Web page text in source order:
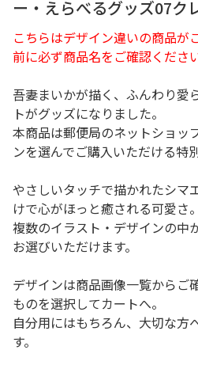
ー・えらべるグッズ07ク
こちらはデザイン違いの商品が
前に必ず商品名をご確認ください
吾妻まいかが描く、ふんわり愛
トがグッズになりました。
本商品は郵便局のネットショッ
ンを選んでご購入いただける特
やさしいタッチで描かれたシマ
けで心がほっと癒される可愛さ。
複数のイラスト・デザインの中
お選びいただけます。
デザインは商品画像一覧からご
ものを選択してカートへ。
自分用にはもちろん、大切な方
す。